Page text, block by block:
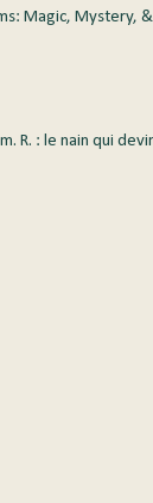
Magic, Mystery,
R. : le nain qui